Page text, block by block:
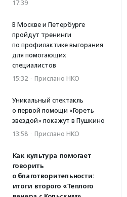
17:39
В Москве и Петербурге
пройдут тренинги
по профилактике выгорания
для помогающих
специалистов
15:32 · Прислано НКО
Уникальный спектакль
о первой помощи «Гореть
звездой» покажут в Пушкино
13:58 · Прислано НКО
Как культура помогает
говорить
о благотворительности:
итоги второго «Теплого